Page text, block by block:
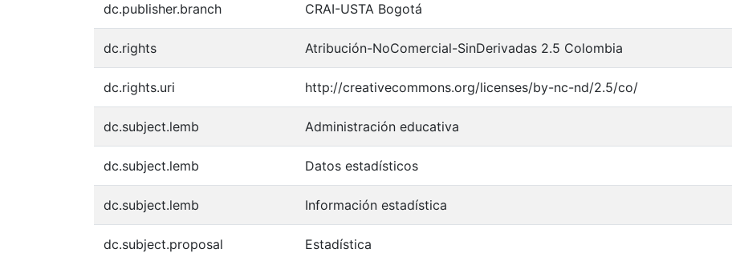
dc.publisher.branch CRAI-USTA Bogotá
dc.rights Atribución-NoComercial-SinDerivadas 2.5 Colombia
dc.rights.uri http://creativecommons.org/licenses/by-nc-nd/2.5/co/
dc.subject.lemb Administración educativa
dc.subject.lemb Datos estadísticos
dc.subject.lemb Información estadística
dc.subject.proposal Estadística